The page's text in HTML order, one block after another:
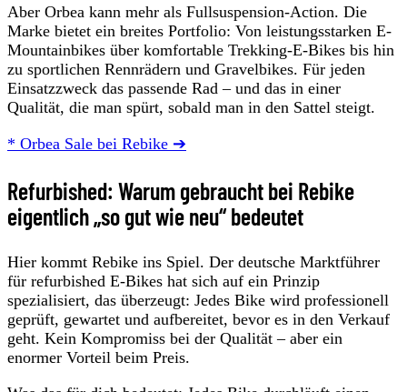
Aber Orbea kann mehr als Fullsuspension-Action. Die
Marke bietet ein breites Portfolio: Von leistungsstarken E-
Mountainbikes über komfortable Trekking-E-Bikes bis hin
zu sportlichen Rennrädern und Gravelbikes. Für jeden
Einsatzzweck das passende Rad – und das in einer
Qualität, die man spürt, sobald man in den Sattel steigt.
* Orbea Sale bei Rebike ➔
Refurbished: Warum gebraucht bei Rebike
eigentlich „so gut wie neu“ bedeutet
Hier kommt Rebike ins Spiel. Der deutsche Marktführer
für refurbished E-Bikes hat sich auf ein Prinzip
spezialisiert, das überzeugt: Jedes Bike wird professionell
geprüft, gewartet und aufbereitet, bevor es in den Verkauf
geht. Kein Kompromiss bei der Qualität – aber ein
enormer Vorteil beim Preis.